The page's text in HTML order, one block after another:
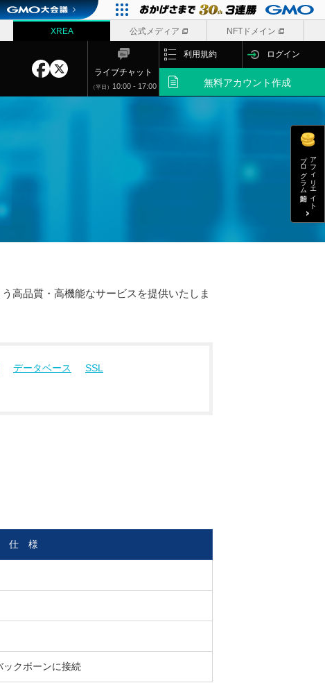
XREA 公式メディア NFTドメイン
ライブチャット
（平日） 10:00 - 17:00
利用規約 ログイン
無料アカウント作成
アフィリエイト
プログラム開始
高品質・高機能なサービスを提供いたしま
データベース
SSL
仕 様
クボーンに接続